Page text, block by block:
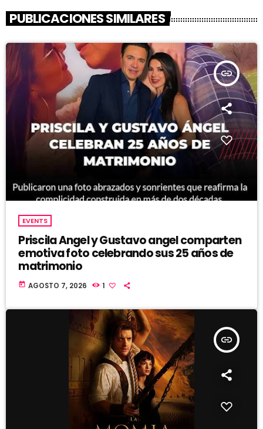
PUBLICACIONES SIMILARES
insert_link
EVENTS
Priscila Angel y Gustavo angel comparten
emotiva foto celebrando sus 25 años de
matrimonio
today AGOSTO 7, 2026 1
insert_link